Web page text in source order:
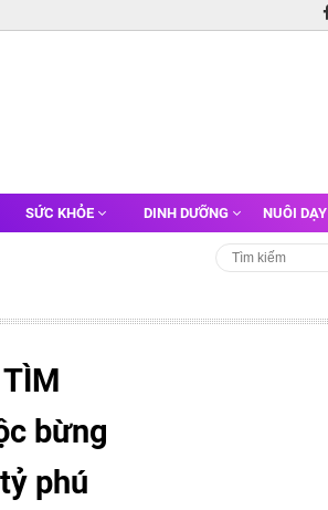
SỨC KHỎE DINH DƯỠNG NUÔI
bừng
phú